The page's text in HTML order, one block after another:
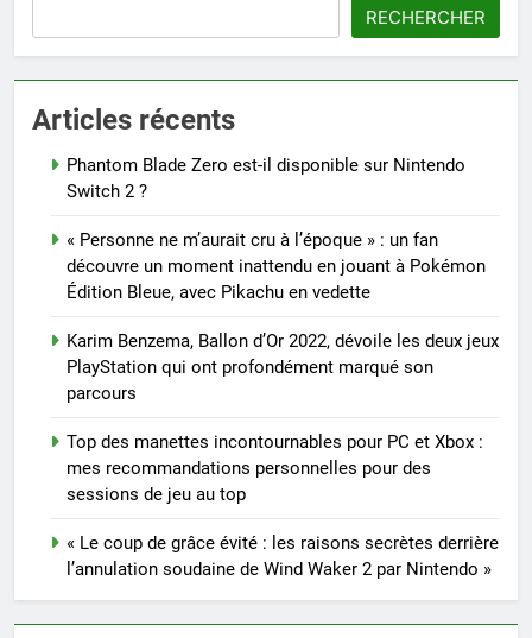
RECHERCHER
Articles récents
Phantom Blade Zero est-il disponible sur Nintendo
Switch 2 ?
« Personne ne m’aurait cru à l’époque » : un fan
découvre un moment inattendu en jouant à Pokémon
Édition Bleue, avec Pikachu en vedette
Karim Benzema, Ballon d’Or 2022, dévoile les deux jeux
PlayStation qui ont profondément marqué son
parcours
Top des manettes incontournables pour PC et Xbox :
mes recommandations personnelles pour des
sessions de jeu au top
« Le coup de grâce évité : les raisons secrètes derrière
l’annulation soudaine de Wind Waker 2 par Nintendo »